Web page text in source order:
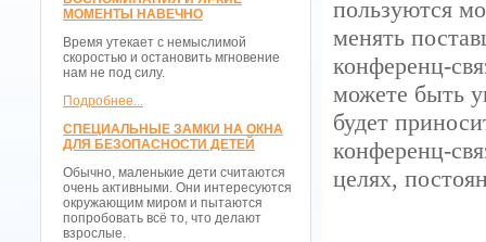
МОМЕНТЫ НАВЕЧНО
Время утекает с немыслимой
скоростью и остановить мгновение
нам не под силу.
Подробнее...
СПЕЦИАЛЬНЫЕ ЗАМКИ НА ОКНА
ДЛЯ БЕЗОПАСНОСТИ ДЕТЕЙ
Обычно, маленькие дети считаются
очень активными. Они интересуются
окружающим миром и пытаются
попробовать всё то, что делают
взрослые.
пользуются
менять
конференц-
можете быть
будет
конференц-
целях,